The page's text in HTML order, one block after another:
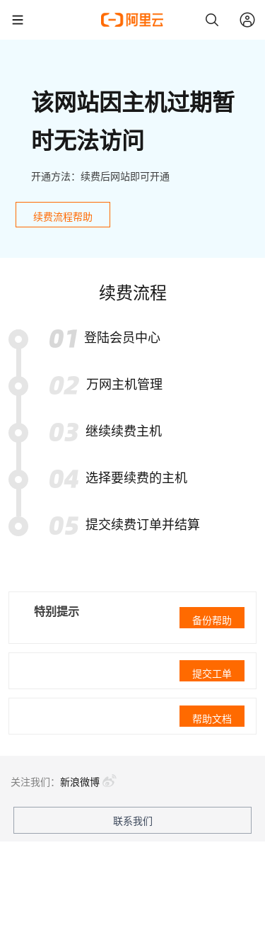
该网站因主机过期暂
时无法访问
开通方法：续费后网站即可开通
续费流程帮助
续费流程
登陆会员中心
万网主机管理
继续续费主机
选择要续费的主机
提交续费订单并结算
特别提示
备份帮助
提交工单
帮助文档